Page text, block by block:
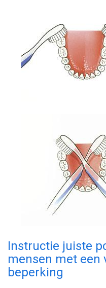
Instructie juiste
mensen met een
beperking